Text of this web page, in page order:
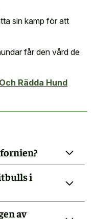
sin kamp för att
får den vård de
Rädda Hund
i
av